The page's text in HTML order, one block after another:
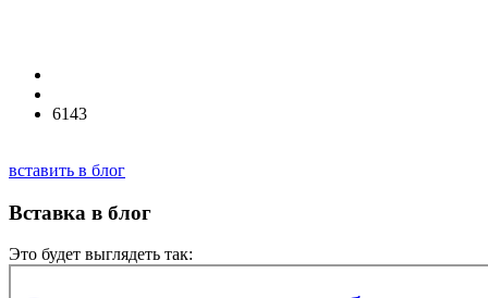
6143
вставить в блог
Вставка в блог
Это будет выглядеть так: